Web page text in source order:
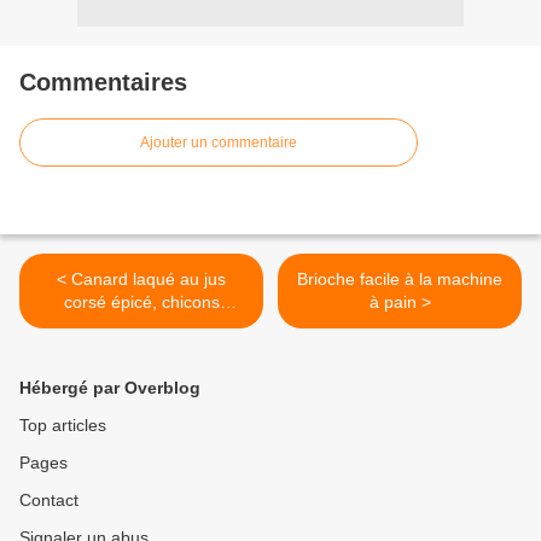
Commentaires
Ajouter un commentaire
< Canard laqué au jus
corsé épicé, chicons
braiser.
Brioche facile à la machine
à pain >
Hébergé par Overblog
Top articles
Pages
Contact